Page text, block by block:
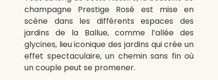
champagne Prestige Rosé est mise en
scène dans les différents espaces des
jardins de la Ballue, comme l’allée des
glycines, lieu iconique des jardins qui crée un
effet spectaculaire, un chemin sans fin où
un couple peut se promener.